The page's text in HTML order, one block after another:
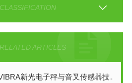
CLASSIFICATION
RELATED ARTICLES
新光电子秤与音叉传感器技术解析